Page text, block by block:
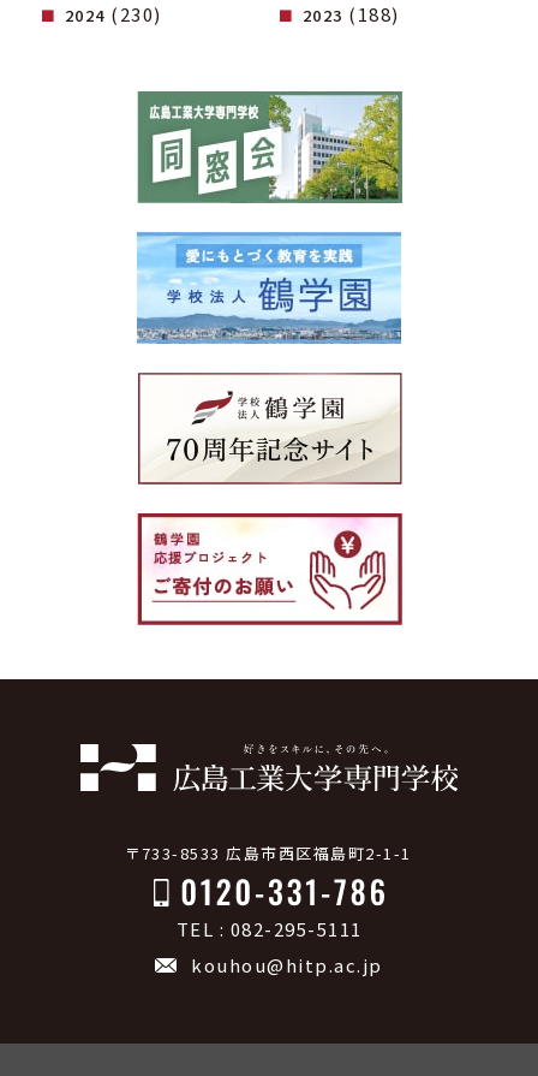
2024 (230) 2023 (188)
〒733-8533 広島市西区福島町2-1-1
TEL : 082-295-5111
kouhou@hitp.ac.jp